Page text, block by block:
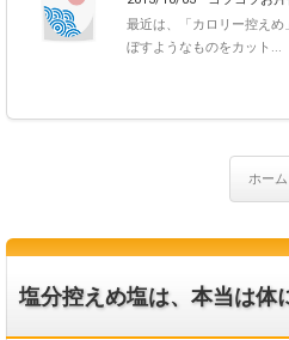
最近は、「カロリー控え
ぼすようなものをカット...
ホーム
塩分控えめ塩は、本当は体